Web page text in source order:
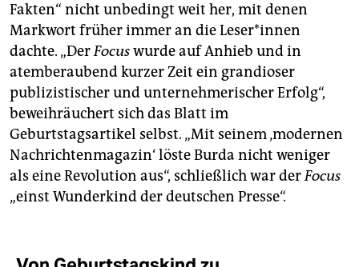
Fakten“ nicht unbedingt weit her, mit denen
Markwort früher immer an die Le­se­r*in­nen
dachte. „DerFocuswurde auf Anhieb und in
atemberaubend kurzer Zeit ein grandioser
publizistischer und unternehmerischer Erfolg“,
beweihräuchert sich das Blatt im
Geburtstagsartikel selbst. „Mit seinem ‚modernen
Nachrichtenmagazin‘ löste Burda nicht weniger
als eine Revolution aus“, schließlich war derFocus
„einst Wunderkind der deutschen Presse“.